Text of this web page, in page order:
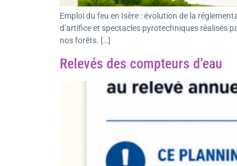
Emploi du feu en Isère : évolution de la
d’artifice et spectacles pyrotechniques réalisés
nos forêts. […]
Relevés des compteurs d’eau